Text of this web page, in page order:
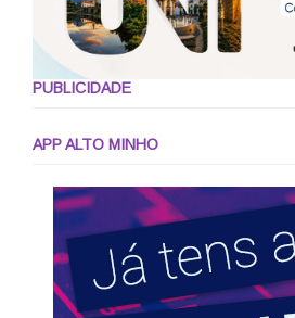
PUBLICIDADE
APP ALTO MINHO